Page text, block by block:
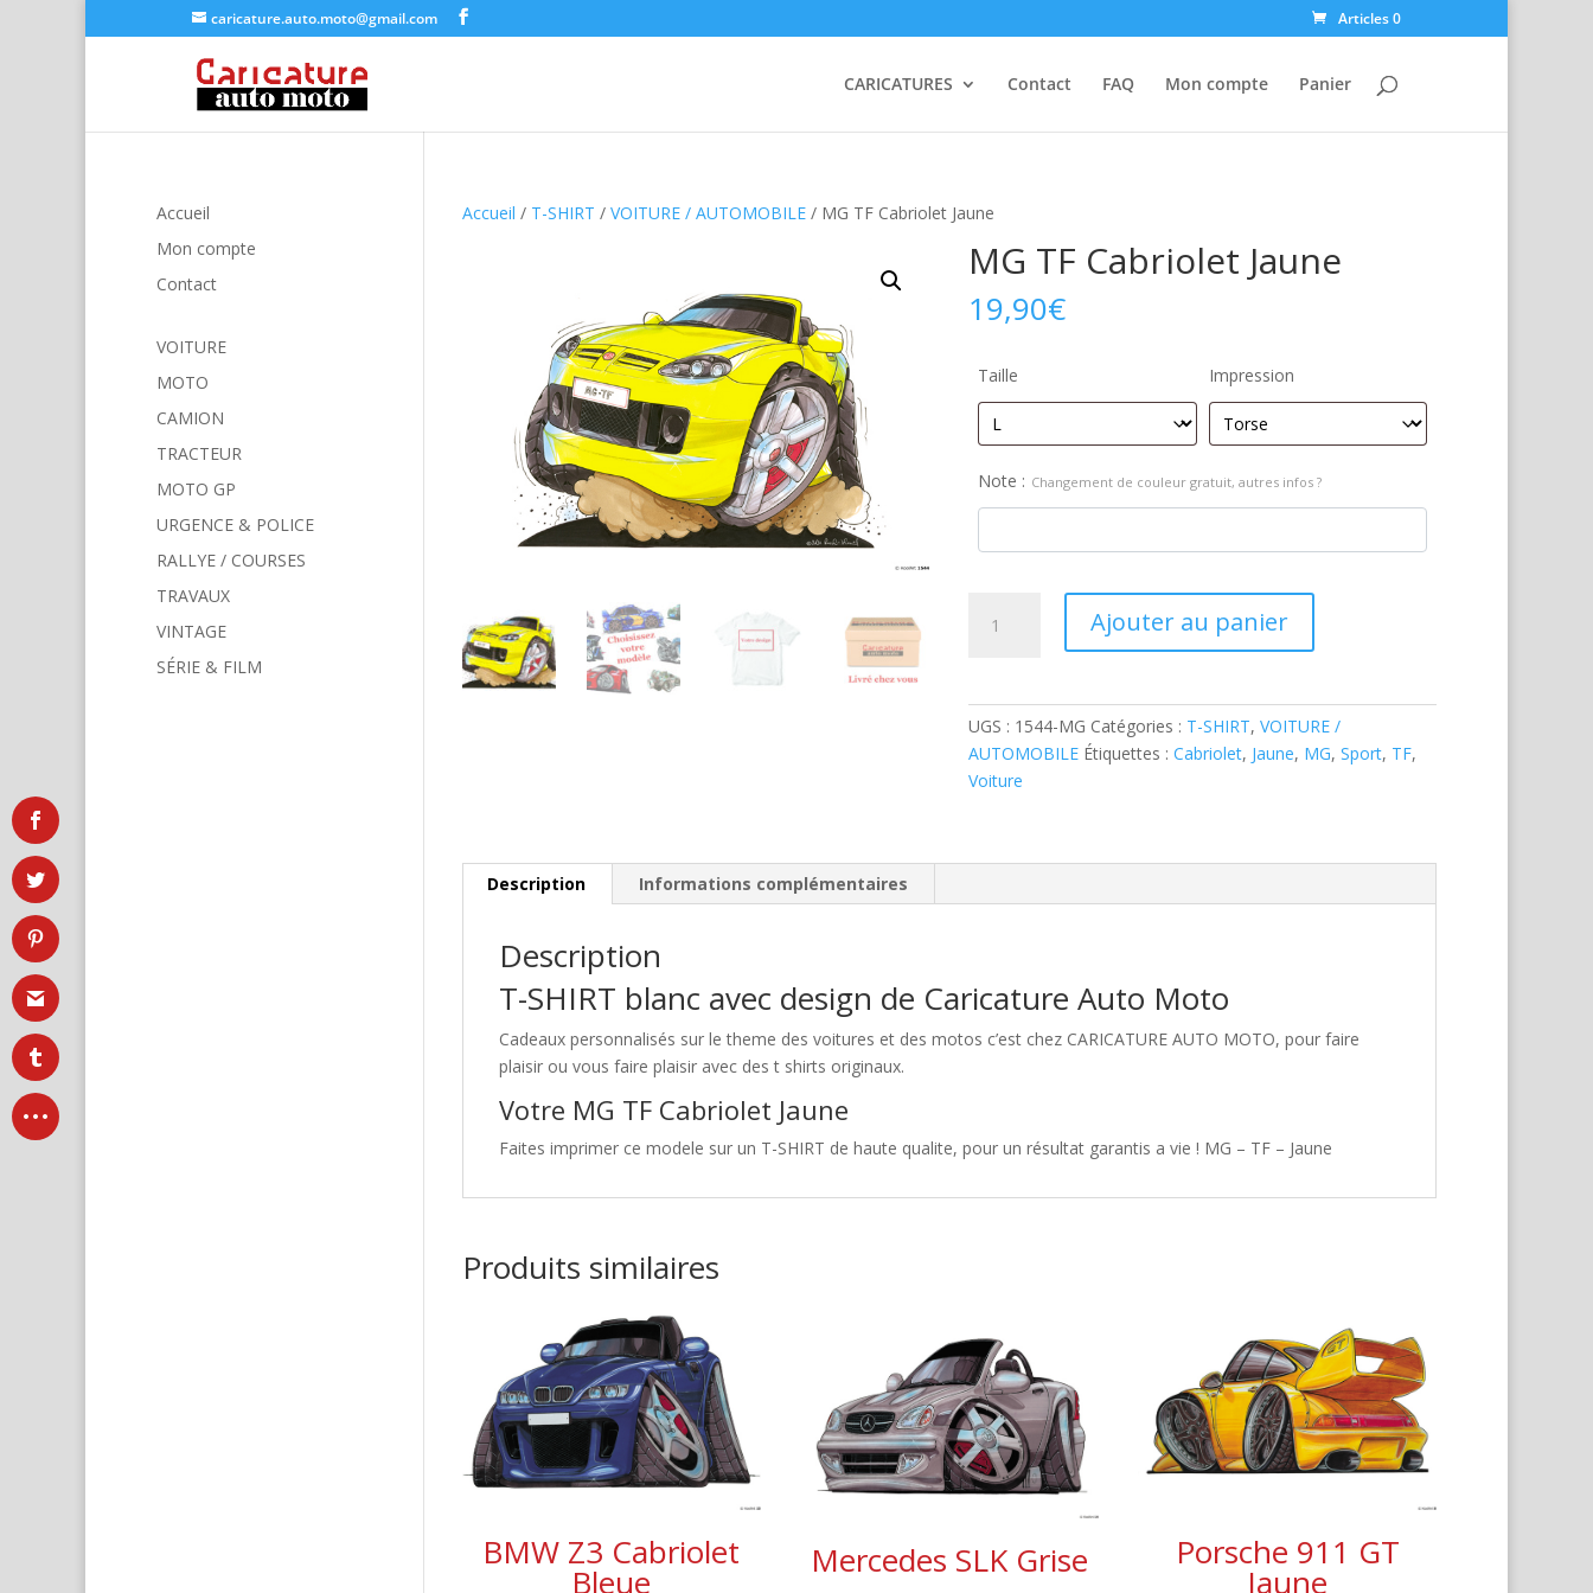
caricature.auto.moto@gmail.com Articles 0
CARICATURES Contact FAQ Mon compte Panier
Accueil / T-SHIRT / VOITURE / AUTOMOBILE/ MG TF Cabriolet Jaune
MG TF Cabriolet Jaune
19,90€
Taille Impression
Note : Changement de couleur gratuit, autres infos ?
Ajouter au panier
UGS : 1544-MG Catégories : T-SHIRT,VOITURE /
AUTOMOBILE Étiquettes :Cabriolet, Jaune, MG,Sport, TF,
Voiture
Description Informations complémentaires
Description
T-SHIRT blanc avec design de Caricature Auto Moto
Cadeaux personnalisés sur le theme des voitures et des motos c’est chez CARICATURE AUTO MOTO, pour faire
plaisir ou vous faire plaisir avec des t shirts originaux.
Votre MG TF Cabriolet Jaune
Faites imprimer ce modele sur un T-SHIRT de haute qualite, pour un résultat garantis a vie ! MG – TF – Jaune
Produits similaires
BMW Z3 Cabriolet
Bleue
Mercedes SLK Grise Porsche 911 GT
Jaune
Accueil
Mon compte
Contact
VOITURE
MOTO
CAMION
TRACTEUR
MOTO GP
URGENCE & POLICE
RALLYE / COURSES
TRAVAUX
VINTAGE
SÉRIE & FILM